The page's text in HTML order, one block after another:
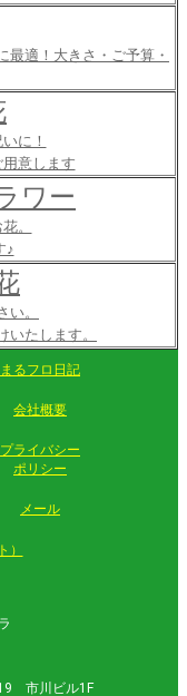
最適！大きさ・ご予算・
に！
意します
ワー
。
♪
。
たします。
まるフロ日記
会社概要
プライバシー
ポリシー
メール
）
市川ビル1F